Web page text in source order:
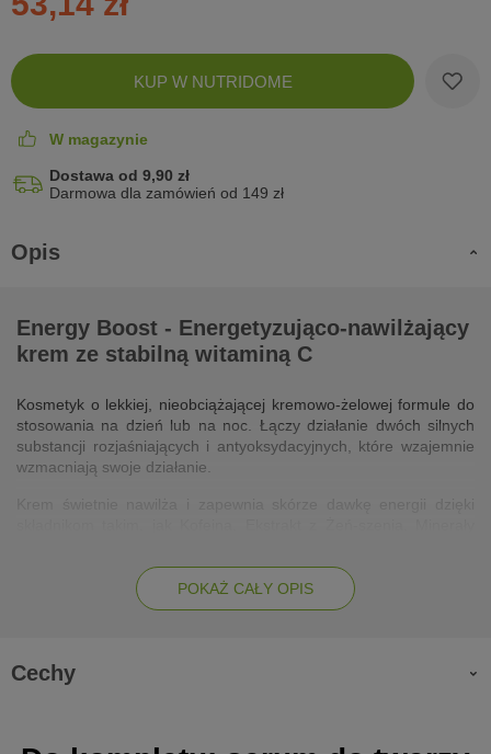
Zobacz
koszyk
KUP W NUTRIDOME
W magazynie
Dostawa od 9,90 zł
Darmowa dla zamówień od 149 zł
Opis
Energy Boost - Energetyzująco-nawilżający
krem ze stabilną witaminą C
Kosmetyk o lekkiej, nieobciążającej kremowo-żelowej formule do
stosowania na dzień lub na noc. Łączy działanie dwóch silnych
substancji rozjaśniających i antyoksydacyjnych, które wzajemnie
wzmacniają swoje działanie.
syntezę kolagenu, przeciwdziała fotostarzeniu,
POKAŻ CAŁY OPIS
Cechy